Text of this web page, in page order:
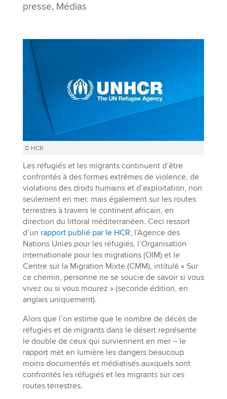
presse, Médias
© HCR
Les réfugiés et les migrants continuent d’être
confrontés à des formes extrêmes de violence, de
violations des droits humains et d’exploitation, non
seulement en mer, mais également sur les routes
terrestres à travers le continent africain, en
direction du littoral méditerranéen. Ceci ressort
d’un rapport publié par le HCR, l’Agence des
Nations Unies pour les réfugiés, l’Organisation
internationale pour les migrations (OIM) et le
Centre sur la Migration Mixte (CMM), intitulé « Sur
ce chemin, personne ne se soucie de savoir si vous
vivez ou si vous mourez » (seconde édition, en
anglais uniquement).
Alors que l’on estime que le nombre de décès de
réfugiés et de migrants dans le désert représente
le double de ceux qui surviennent en mer – le
rapport met en lumière les dangers beaucoup
moins documentés et médiatisés auxquels sont
confrontés les réfugiés et les migrants sur ces
routes terrestres.